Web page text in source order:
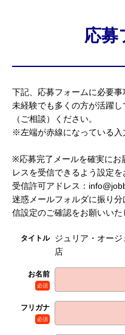
応募
下記、応募フォームに必要事
未経験でも多くの方が活躍
（ご相談）ください。
※左端が赤線になっている入
※応募完了メールを確実にお
レスを受信できるよう設定を
受信許可アドレス：
迷惑メールフォルダに振り
信設定のご確認をお願いいた
タイトル
ジュリア・オー
店
お名前
必須
フリガナ
必須